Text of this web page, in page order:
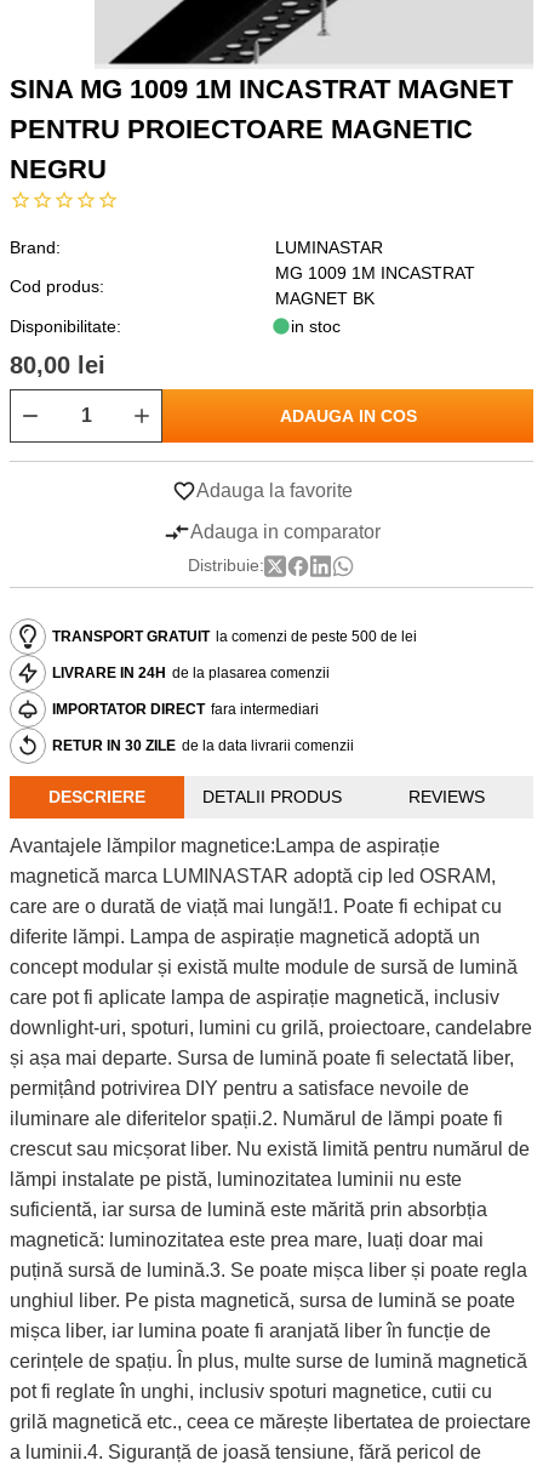
SINA MG 1009 1M INCASTRAT MAGNET
PENTRU PROIECTOARE MAGNETIC
NEGRU
Brand:
LUMINASTAR
Cod produs:
MG 1009 1M INCASTRAT
MAGNET BK
Disponibilitate:
in stoc
80,00 lei
ADAUGA IN COS
Adauga la favorite
Adauga in comparator
Distribuie:
TRANSPORT GRATUIT la comenzi de peste 500 de lei
LIVRARE IN 24H de la plasarea comenzii
IMPORTATOR DIRECT fara intermediari
RETUR IN 30 ZILE de la data livrarii comenzii
DESCRIERE DETALII PRODUS REVIEWS
Avantajele lămpilor magnetice:Lampa de aspirație
magnetică marca LUMINASTAR adoptă cip led OSRAM,
care are o durată de viață mai lungă!1. Poate fi echipat cu
diferite lămpi. Lampa de aspirație magnetică adoptă un
concept modular și există multe module de sursă de lumină
care pot fi aplicate lampa de aspirație magnetică, inclusiv
downlight-uri, spoturi, lumini cu grilă, proiectoare, candelabre
și așa mai departe. Sursa de lumină poate fi selectată liber,
permițând potrivirea DIY pentru a satisface nevoile de
iluminare ale diferitelor spații.2. Numărul de lămpi poate fi
crescut sau micșorat liber. Nu există limită pentru numărul de
lămpi instalate pe pistă, luminozitatea luminii nu este
suficientă, iar sursa de lumină este mărită prin absorbția
magnetică: luminozitatea este prea mare, luați doar mai
puțină sursă de lumină.3. Se poate mișca liber și poate regla
unghiul liber. Pe pista magnetică, sursa de lumină se poate
mișca liber, iar lumina poate fi aranjată liber în funcție de
cerințele de spațiu. În plus, multe surse de lumină magnetică
pot fi reglate în unghi, inclusiv spoturi magnetice, cutii cu
grilă magnetică etc., ceea ce mărește libertatea de proiectare
a luminii.4. Siguranță de joasă tensiune, fără pericol de